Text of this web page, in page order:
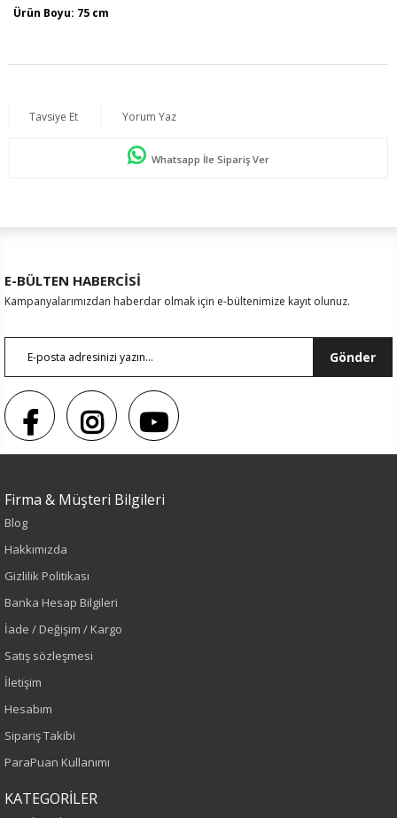
Ürün Boyu: 75 cm
Sezon : YAZLIK
Renk
Siyah
Sezon
İlkbahar-Yaz
Yaş Grubu
Kalıp
Tavsiye Et Yorum Yaz
Whatsapp İle Sipariş Ver
E-BÜLTEN HABERCİSİ
Kampanyalarımızdan haberdar olmak için e-bültenimize kayıt olunuz.
Gönder
Firma & Müşteri Bilgileri
Blog
Hakkımızda
Gizlilik Politikası
Banka Hesap Bilgileri
İade / Değişim / Kargo
Satış sözleşmesi
İletişim
Hesabım
Sipariş Takibi
ParaPuan Kullanımı
KATEGORİLER